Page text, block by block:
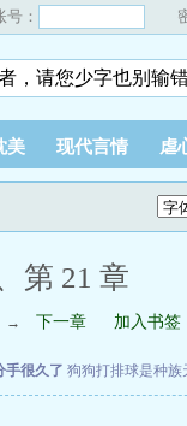
号：
美 现代言情 虐
第 21 章
→ 下一章 加入书签
手很久了 狗狗打排球是种族